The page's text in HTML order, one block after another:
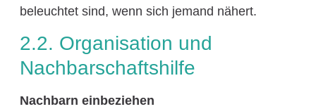
beleuchtet sind, wenn sich jemand nähert.
2.2. Organisation und
Nachbarschaftshilfe
Nachbarn einbeziehen